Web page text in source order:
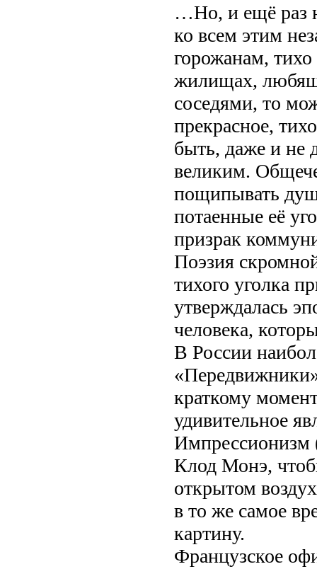
…Но, и ещё раз
ко всем этим
горожанам,
жилищах,
соседями, то
прекрасное,
быть, даже и не
великим.
пощипывать
потаенные её
призрак
Поэзия
тихого уголка
утверждалась
человека,
В России
краткому
удивительное
Импрессионизм
Клод Монэ,
открытом
в то же самое
картину.
Французское